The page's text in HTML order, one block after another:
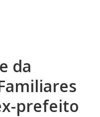
da
prefeito